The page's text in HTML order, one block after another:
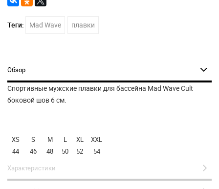
Теги: Mad Wave плавки
Обзор
Спортивные мужские плавки для бассейна Mad Wave Cult
боковой шов 6 см.
XS S M L XL
XXL
44
46 48 50 52
54
Характеристики